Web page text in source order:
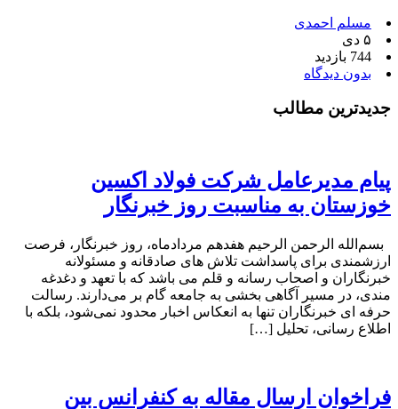
مسلم احمدی
۵ دی
744 بازدید
بدون دیدگاه
جدیدترین مطالب
پیام مدیرعامل شرکت فولاد اکسین
خوزستان به مناسبت روز خبرنگار
بسم‌الله الرحمن الرحیم هفدهم مردادماه، روز خبرنگار، فرصت
ارزشمندی برای پاسداشت تلاش‌ های صادقانه و مسئولانه
خبرنگاران و اصحاب رسانه و قلم می باشد که با تعهد و دغدغه‌
مندی، در مسیر آگاهی‌ بخشی به جامعه گام بر می‌دارند. رسالت
حرفه‌ ای خبرنگاران تنها به انعکاس اخبار محدود نمی‌شود، بلکه با
اطلاع رسانی، تحلیل […]
فراخوان ارسال مقاله به کنفرانس بین